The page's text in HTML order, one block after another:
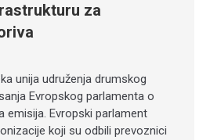
za
unija udruženja drumskog
Evropskog parlamenta o
emisija. Evropski parlament
koji su odbili prevoznici